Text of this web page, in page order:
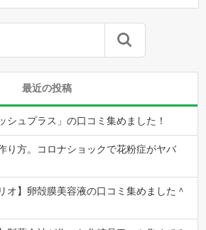
最近の投稿
シュプラス」の口コミ集めました！
り方。コロナショックで花粉症がヤバ
オ】卵殻膜美容液の口コミ集めました＾